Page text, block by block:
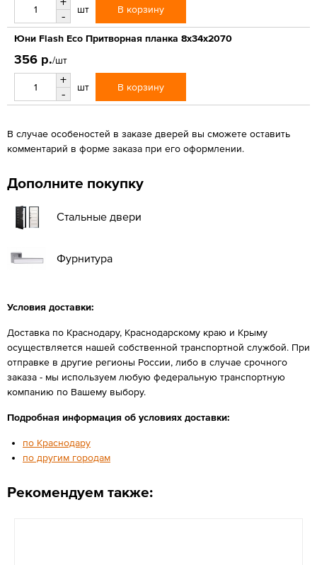
-
шт В корзину
Юни Flash Eco Притворная планка 8x34x2070
356 р./шт
+
-
шт В корзину
В случае особеностей в заказе дверей вы сможете оставить
комментарий в форме заказа при его оформлении.
Дополните покупку
Стальные двери
Фурнитура
Условия доставки:
Доставка по Краснодару, Краснодарскому краю и Крыму
осуществляется нашей собственной транспортной службой. При
отправке в другие регионы России, либо в случае срочного
заказа - мы используем любую федеральную транспортную
компанию по Вашему выбору.
Подробная информация об условиях доставки:
по Краснодару
по другим городам
Рекомендуем также: